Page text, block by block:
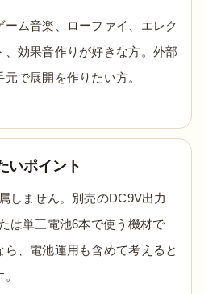
ム音楽、ローファイ、エレク
、効果音作りが好きな方。外部
で展開を作りたい方。
いポイント
しません。別売のDC9V出力
は単三電池6本で使う機材で
、電池運用も含めて考えると